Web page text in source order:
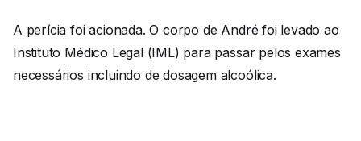
A perícia foi acionada. O corpo de André foi levado ao
Instituto Médico Legal (IML) para passar pelos exames
necessários incluindo de dosagem alcoólica.